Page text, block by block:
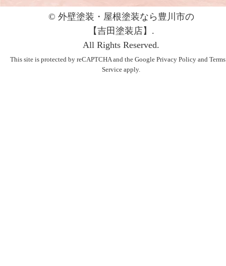
© 外壁塗装・屋根塗装なら豊川市の
【吉⽥塗装店】.
All Rights Reserved.
This site is protected by reCAPTCHA and the Google Privacy Policyand
Service apply.